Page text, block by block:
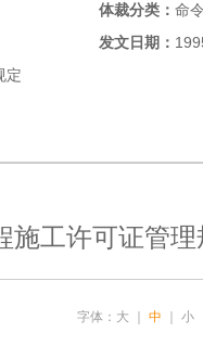
体裁分类： 命
发文日期：
定
施工许可证管理
字体： 大 ｜中 ｜小